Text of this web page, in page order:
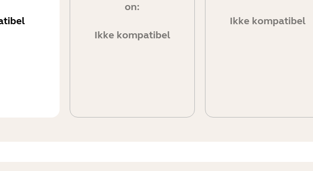
on:
Ikke kompatibel
Ikke kompatibel